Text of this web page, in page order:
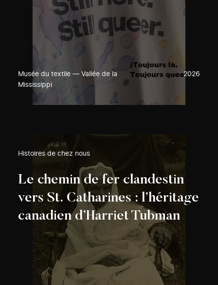
Musée du textile — Vallée de la
Mississippi
2026
Histoires de chez nous
Le chemin de fer clandestin
vers St. Catharines : l’héritage
canadien d’Harriet Tubman